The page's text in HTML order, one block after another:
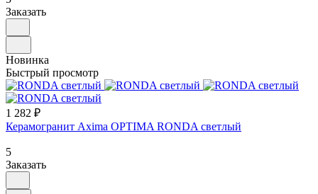
Заказать
Новинка
Быстрый просмотр
1 282 ₽
Керамогранит Axima OPTIMA RONDA светлый
5
Заказать